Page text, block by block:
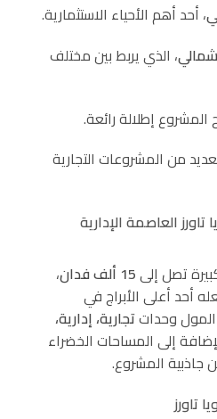
، أحد أهم الأحياء الاستثمارية.
، الذي يربط بين مختلف
المشروع إطلالة رائعة.
من المشروعات التجارية
العاصمة الإدارية
تصل إلى15 ألف فدان
،
أحد أعلى الأبراج في
وحداتتجارية، إدارية،
إلى المساحات الخضراء
جاذبية المشروع.
تاورز